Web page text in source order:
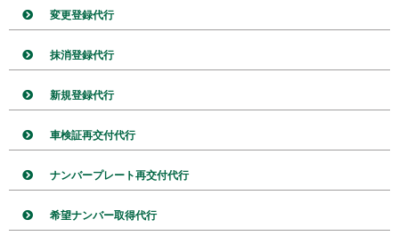
変更登録代行
抹消登録代行
新規登録代行
車検証再交付代行
ナンバープレート再交付代行
希望ナンバー取得代行